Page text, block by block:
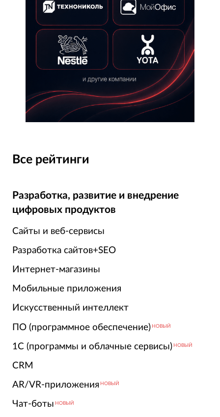
Все рейтинги
Разработка, развитие и внедрение
цифровых продуктов
Сайты и веб-сервисы
Разработка сайтов+SEO
Интернет-магазины
Мобильные приложения
Искусственный интеллект
ПО (программное обеспечение) НОВЫЙ
1С (программы и облачные сервисы) НОВЫЙ
CRM
AR/VR-приложения НОВЫЙ
Чат-боты НОВЫЙ